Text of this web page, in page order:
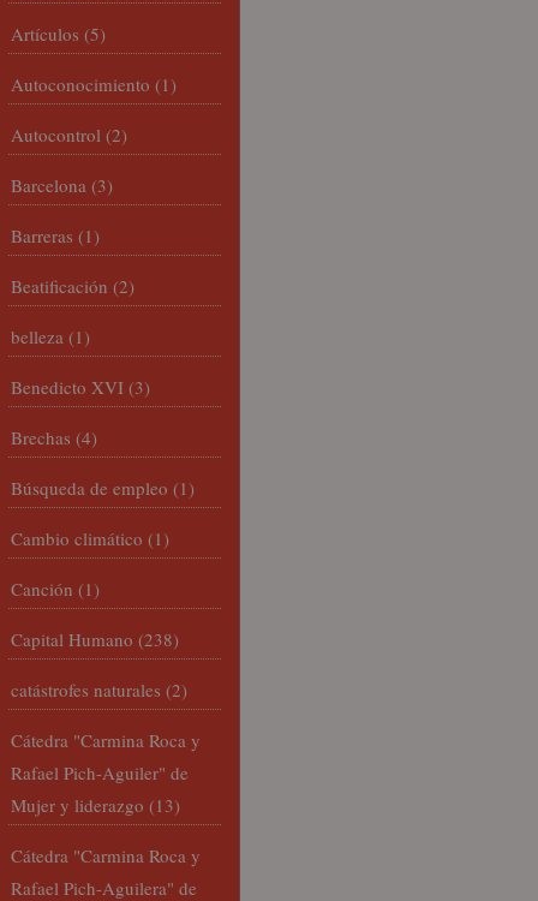
Artículos (5)
Autoconocimiento (1)
Autocontrol (2)
Barcelona (3)
Barreras (1)
Beatificación (2)
belleza (1)
Benedicto XVI (3)
Brechas (4)
Búsqueda de empleo (1)
Cambio climático (1)
Canción (1)
Capital Humano (238)
catástrofes naturales (2)
Cátedra "Carmina Roca y
Rafael Pich-Aguiler" de
Mujer y liderazgo (13)
Cátedra "Carmina Roca y
Rafael Pich-Aguilera" de